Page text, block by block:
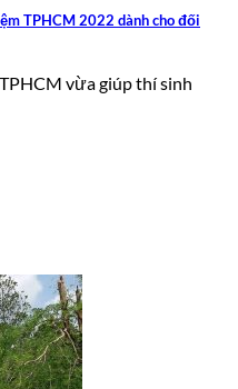
TPHCM 2022 dành cho đối
vừa giúp thí sinh